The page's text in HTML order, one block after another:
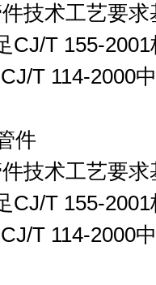
技术工艺要
CJ/T 155-2001
CJ/T 114-2000
件
技术工艺要
CJ/T 155-2001
CJ/T 114-2000